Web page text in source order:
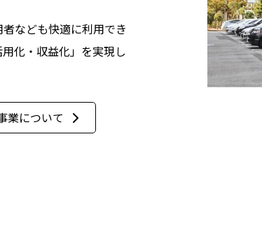
なども快適に利用でき
化・収益化」を実現し
業について